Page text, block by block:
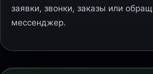
заявки, звонки, заказы или
мессенджер.